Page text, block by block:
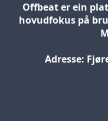
Offbeat er ein
hovudfokus på
Adresse: